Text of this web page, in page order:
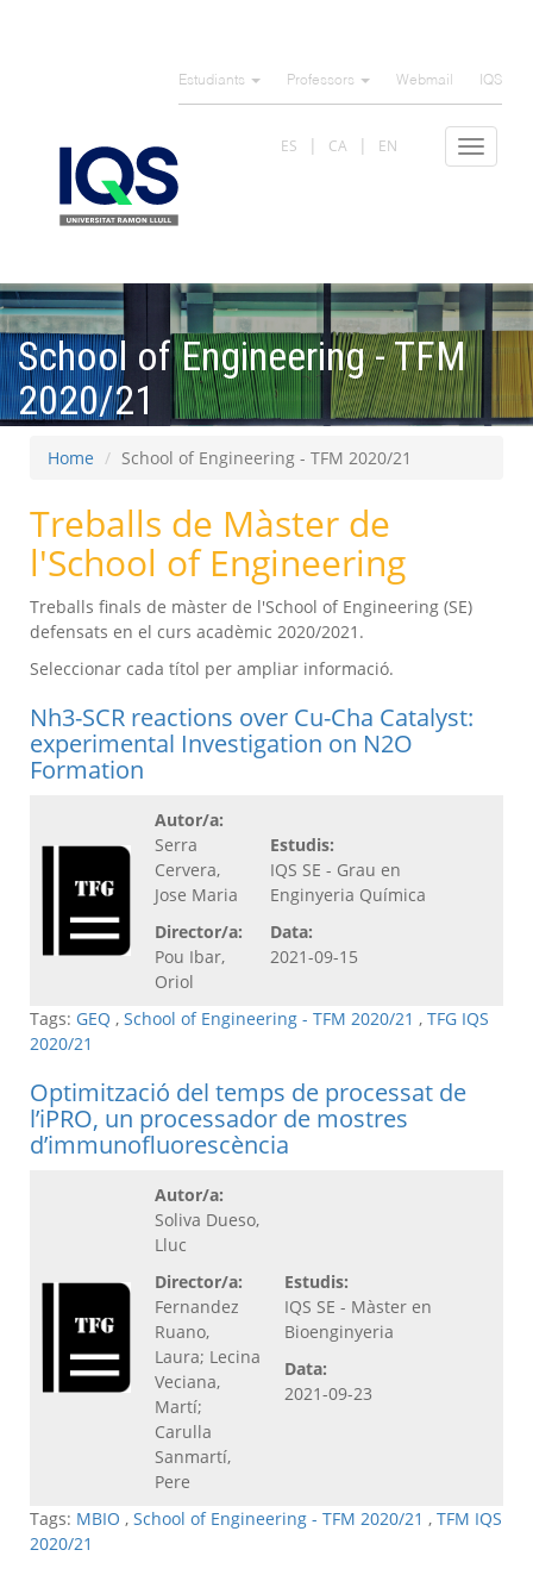
Estudiants Professors Webmail IQS
Toggle
ES CA EN
School of Engineering - TFM
2020/21
Home School of Engineering - TFM 2020/21
Treballs de Màster de
l'School of Engineering
Treballs finals de màster de l'School of Engineering (SE)
defensats en el curs acadèmic 2020/2021.
Seleccionar cada títol per ampliar informació.
Nh3-SCR reactions over Cu-Cha Catalyst:
experimental Investigation on N2O
Formation
Autor/a:
Serra
Cervera,
Jose Maria
Director/a:
Pou Ibar,
Oriol
Estudis:
IQS SE - Grau en
Enginyeria Química
Data:
2021-09-15
Tags: GEQ , School of Engineering - TFM 2020/21 , TFG IQS
2020/21
Optimització del temps de processat de
l’iPRO, un processador de mostres
d’immunofluorescència
Autor/a:
Soliva Dueso,
Lluc
Director/a:
Fernandez
Ruano,
Laura; Lecina
Veciana,
Martí;
Carulla
Sanmartí,
Pere
Estudis:
IQS SE - Màster en
Bioenginyeria
Data:
2021-09-23
Tags: MBIO , School of Engineering - TFM 2020/21 , TFM IQS
2020/21